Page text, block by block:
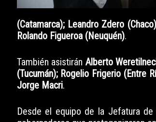
(Catamarca); Leandro Zdero
Rolando Figueroa (Neuquén).
También asistirán Alberto
(Tucumán); Rogelio Frigerio (Entre
Jorge Macri.
Desde el equipo de la Jefatura